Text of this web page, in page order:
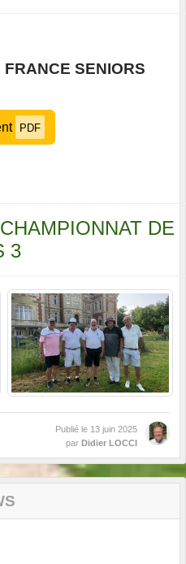
SENIORS
PDF
DE
3
Publié le 13 juin 2025
par Didier LOCCI